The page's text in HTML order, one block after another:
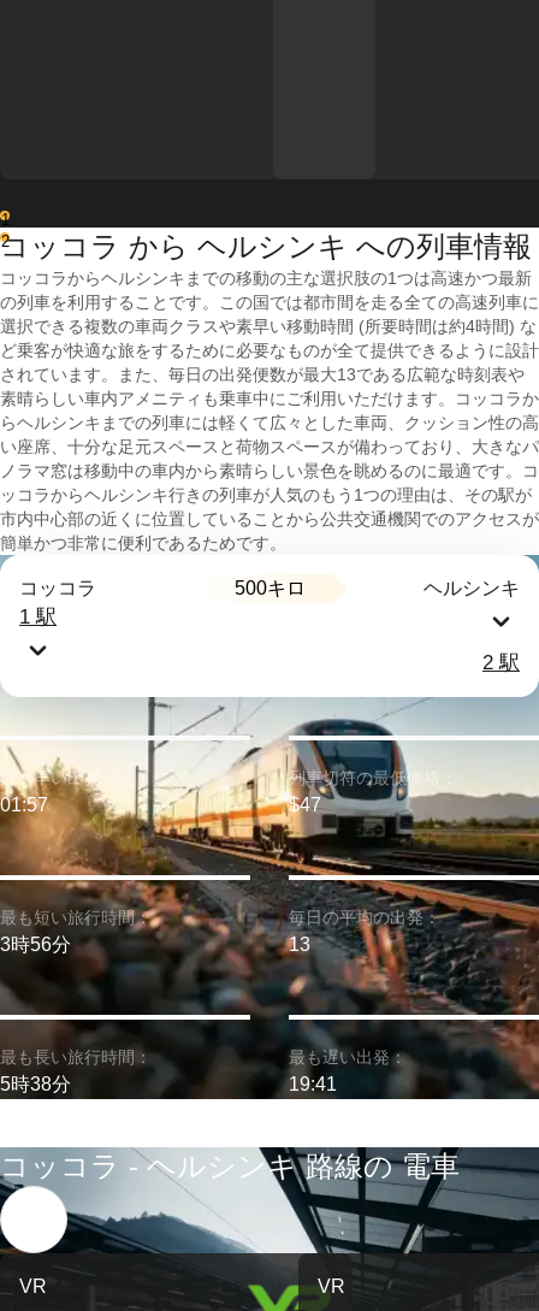
1
2
コッコラ から ヘルシンキ への列車情報
コッコラからヘルシンキまでの移動の主な選択肢の1つは高速かつ最新
の列車を利用することです。この国では都市間を走る全ての高速列車に
選択できる複数の車両クラスや素早い移動時間 (所要時間は約4時間) な
ど乗客が快適な旅をするために必要なものが全て提供できるように設計
されています。また、毎日の出発便数が最大13である広範な時刻表や
素晴らしい車内アメニティも乗車中にご利用いただけます。コッコラか
らヘルシンキまでの列車には軽くて広々とした車両、クッション性の高
い座席、十分な足元スペースと荷物スペースが備わっており、大きなパ
ノラマ窓は移動中の車内から素晴らしい景色を眺めるのに最適です。コ
ッコラからヘルシンキ行きの列車が人気のもう1つの理由は、その駅が
市内中心部の近くに位置していることから公共交通機関でのアクセスが
簡単かつ非常に便利であるためです。
コッコラ 500キロ ヘルシンキ
1 駅
2 駅
最も短い旅行時間：
3時56分
最も早い出発：
01:57
最も長い旅行時間：
5時38分
列車切符の最低価格：
$47
毎日の平均の出発：
13
最も遅い出発：
19:41
コッコラ - ヘルシンキ 路線の 電車
VR VR